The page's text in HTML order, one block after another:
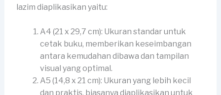
lazim diaplikasikan yaitu:
A4 (21 x 29,7 cm): Ukuran standar untuk
cetak buku, memberikan keseimbangan
antara kemudahan dibawa dan tampilan
visual yang optimal.
A5 (14,8 x 21 cm): Ukuran yang lebih kecil
dan praktis, biasanya diaplikasikan untuk